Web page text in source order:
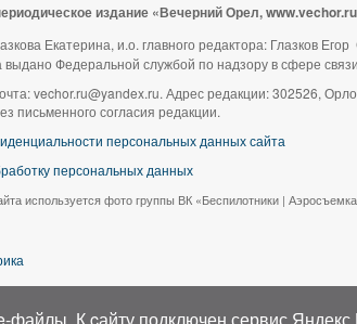
издание «Вечерний Орел,
Екатерина, и.о. главного редактора: Глазков
выдано Федеральной службой по надзору в сфере
vechor.ru@yandex.ru. Адрес редакции: 302526,
письменного согласия редакции.
персональных данных сайта
персональных данных
используется фото группы ВК «Беспилотники |